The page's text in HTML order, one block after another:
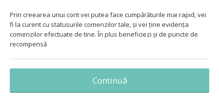
Prin creearea unui cont vei putea face cumpărăturile mai rapid, vei
fi la curent cu statusurile comenzilor tale, şi vei ţine evidenţa
comenzilor efectuate de tine. În plus beneficiezi şi de puncte de
recompensă
Continuă